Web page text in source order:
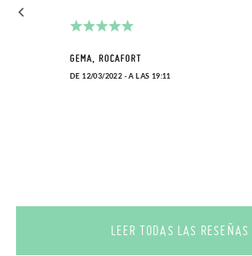
GEMA, ROCAFORT
DE 12/03/2022 - A LAS 19:11
LEER TODAS LAS RESEÑAS